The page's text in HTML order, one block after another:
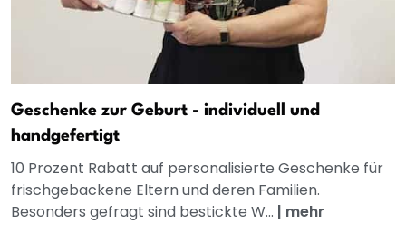
Geschenke zur Geburt - individuell und
handgefertigt
10 Prozent Rabatt auf personalisierte Geschenke für
frischgebackene Eltern und deren Familien.
Besonders gefragt sind bestickte W... | mehr